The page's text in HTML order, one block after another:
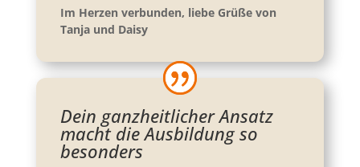
Im Herzen verbunden, liebe Grüße von
Tanja und Daisy
Dein ganzheitlicher Ansatz
macht die Ausbildung so
besonders